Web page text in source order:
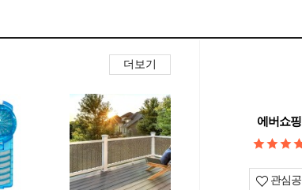
더보기
에버쇼핑
관심